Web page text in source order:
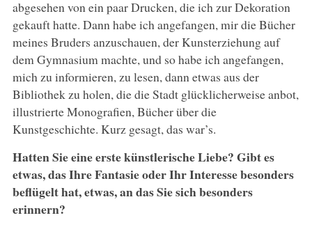
abgesehen von ein paar Drucken, die ich zur Dekoration
gekauft hatte. Dann habe ich angefangen, mir die Bücher
meines Bruders anzuschauen, der Kunsterziehung auf
dem Gymnasium machte, und so habe ich angefangen,
mich zu informieren, zu lesen, dann etwas aus der
Bibliothek zu holen, die die Stadt glücklicherweise anbot,
illustrierte Monografien, Bücher über die
Kunstgeschichte. Kurz gesagt, das war’s.
Hatten Sie eine erste künstlerische Liebe? Gibt es
etwas, das Ihre Fantasie oder Ihr Interesse besonders
beflügelt hat, etwas, an das Sie sich besonders
erinnern?